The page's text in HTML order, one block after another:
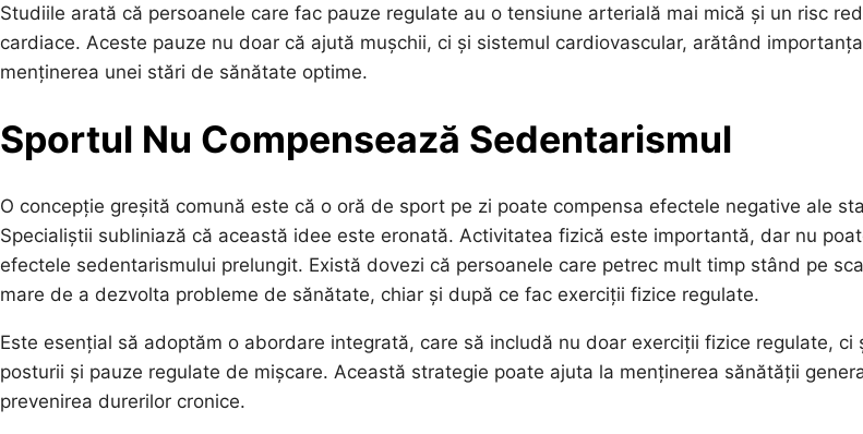
Studiile arată că persoanele care fac pauze regulate au o tensiune arterială mai mică și un risc
cardiace. Aceste pauze nu doar că ajută mușchii, ci și sistemul cardiovascular, arătând
menținerea unei stări de sănătate optime.
Sportul Nu Compensează Sedentarismul
O concepție greșită comună este că o oră de sport pe zi poate compensa efectele negative ale
Specialiștii subliniază că această idee este eronată. Activitatea fizică este importantă, dar nu
efectele sedentarismului prelungit. Există dovezi că persoanele care petrec mult timp stând pe
mare de a dezvolta probleme de sănătate, chiar și după ce fac exerciții fizice regulate.
Este esențial să adoptăm o abordare integrată, care să includă nu doar exerciții fizice regulate, ci
posturii și pauze regulate de mișcare. Această strategie poate ajuta la menținerea sănătății
prevenirea durerilor cronice.